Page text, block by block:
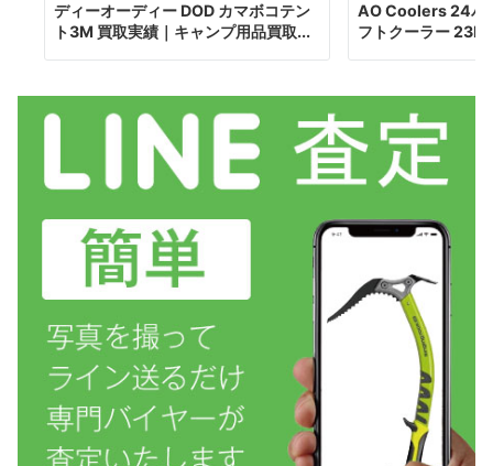
ディーオーディー DOD カマボコテン
ト3M 買取実績｜キャンプ用品買取...
AO Coolers 24パ
フトクーラー 23L